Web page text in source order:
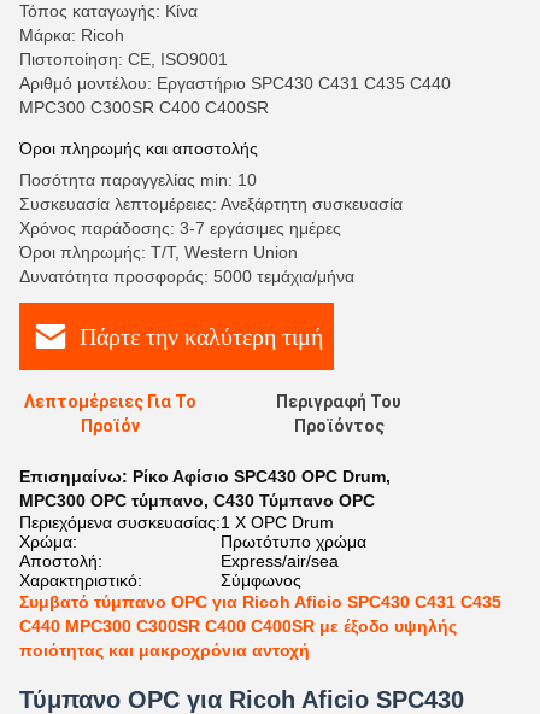
Τόπος καταγωγής: Κίνα
Μάρκα: Ricoh
Πιστοποίηση: CE, ISO9001
Αριθμό μοντέλου: Εργαστήριο SPC430 C431 C435 C440
MPC300 C300SR C400 C400SR
Όροι πληρωμής και αποστολής
Ποσότητα παραγγελίας min: 10
Συσκευασία λεπτομέρειες: Ανεξάρτητη συσκευασία
Χρόνος παράδοσης: 3-7 εργάσιμες ημέρες
Όροι πληρωμής: T/T, Western Union
Δυνατότητα προσφοράς: 5000 τεμάχια/μήνα
Πάρτε την καλύτερη τιμή
Λεπτομέρειες Για Το
Προϊόν
Περιγραφή Του
Προϊόντος
Επισημαίνω: Ρίκο Αφίσιο SPC430 OPC Drum,
MPC300 OPC τύμπανο, C430 Τύμπανο OPC
Περιεχόμενα συσκευασίας:1 X OPC Drum
Χρώμα:
Πρωτότυπο χρώμα
Αποστολή:
Express/air/sea
Χαρακτηριστικό:
Σύμφωνος
Συμβατό τύμπανο OPC για Ricoh Aficio SPC430 C431 C435
C440 MPC300 C300SR C400 C400SR με έξοδο υψηλής
ποιότητας και μακροχρόνια αντοχή
Τύμπανο OPC για Ricoh Aficio SPC430